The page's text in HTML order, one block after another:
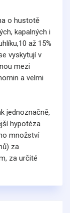
o hustotě
kapalných i
až 15%
vyskytují v
mezi
a velmi
jednoznačně,
hypotéza
množství
za
za určité